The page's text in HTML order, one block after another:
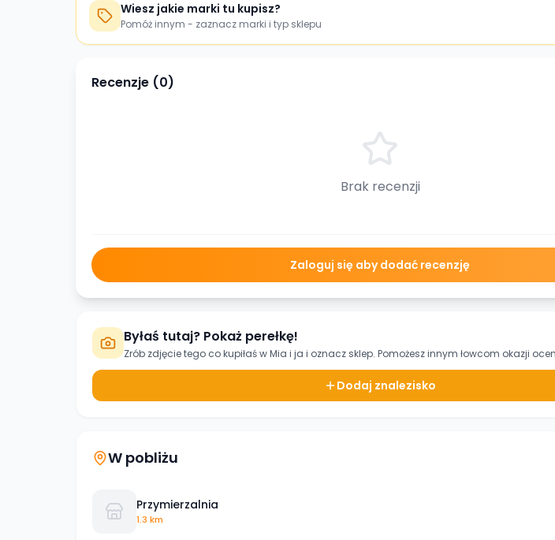
Wiesz jakie marki tu kupisz?
Pomóż innym - zaznacz marki i typ sklepu
Recenzje (0)
Brak recenzji
Zaloguj się aby dodać recenzję
Byłaś tutaj? Pokaż perełkę!
Zrób zdjęcie tego co kupiłaś wMia i ja i oznacz sklep. Pomożesz innym łowcom okazji
Dodaj znalezisko
W pobliżu
Przymierzalnia
1.3 km